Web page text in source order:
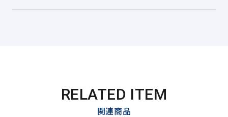
RELATED ITEM
関連商品